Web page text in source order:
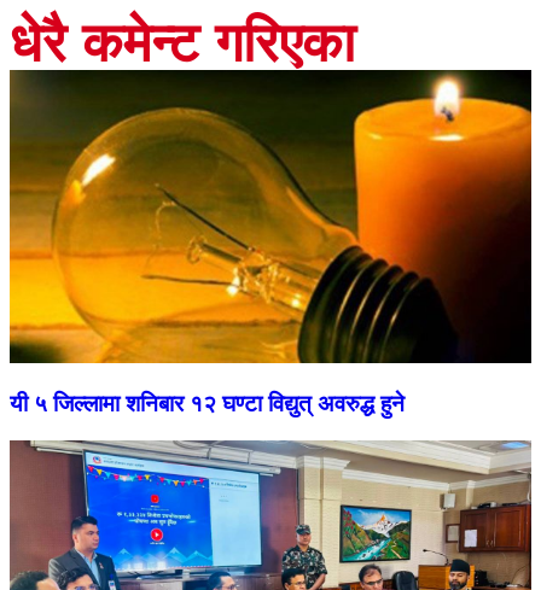
धेरै कमेन्ट गरिएका
यी ५ जिल्लामा शनिबार १२ घण्टा विद्युत् अवरुद्ध हुने